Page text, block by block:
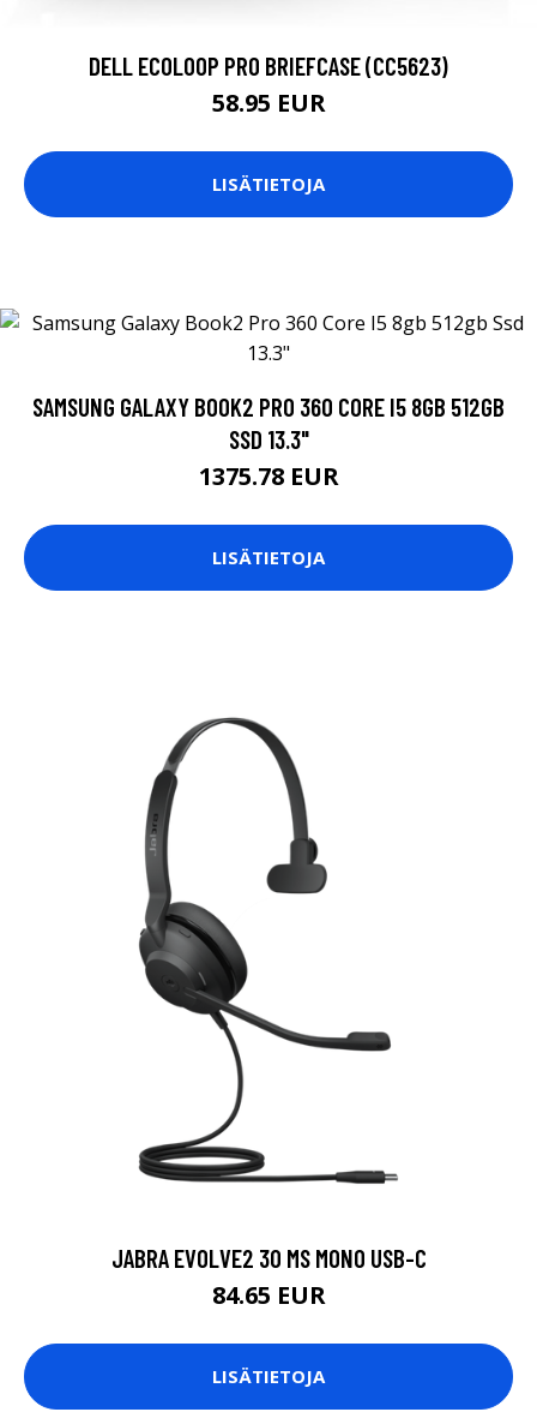
DELL ECOLOOP PRO BRIEFCASE (CC5623)
58.95 EUR
LISÄTIETOJA
SAMSUNG GALAXY BOOK2 PRO 360 CORE I5 8GB 512GB
SSD 13.3"
1375.78 EUR
LISÄTIETOJA
JABRA EVOLVE2 30 MS MONO USB-C
84.65 EUR
LISÄTIETOJA